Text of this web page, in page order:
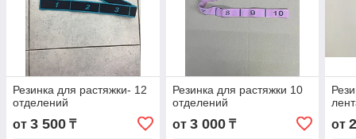
Резинка для растяжки- 12
отделений
от 3 500 ₸
Резинка для растяжки 10
отделений
от 3 000₸ от